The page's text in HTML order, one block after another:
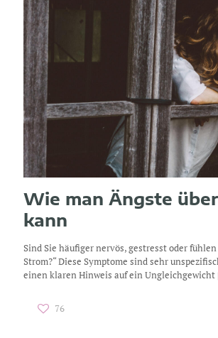
Wie man Ängste
kann
Sind Sie häufiger nervös, gestresst oder
Strom?“ Diese Symptome sind sehr
einen klaren Hinweis auf ein Ungleichgewicht
76